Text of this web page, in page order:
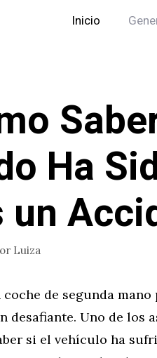
Inicio
Ha
un
Luiza
de segunda
desafiante. Uno de los
si el vehículo ha